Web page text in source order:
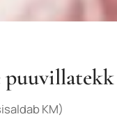
puuvillatekk
KM)